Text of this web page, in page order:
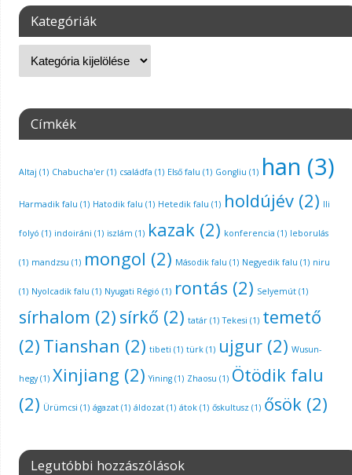
Kategóriák
Címkék
Altaj (1) Chabucha'er(1) családfa (1) Első falu (1) Gongliu (1) han (3)
Harmadik falu (1) Hatodik falu (1) Hetedik falu (1) holdújév(2) Ili
folyó (1) indoiráni (1) iszlám (1) kazak(2) konferencia (1) leborulás
(1) mandzsu (1) mongol (2) Második falu (1) Negyedik falu (1) niru
(1) Nyolcadik falu (1) Nyugati Régió (1) rontás (2) Selyemút(1)
sírhalom (2) sírkő (2) tatár(1) Tekesi (1) temető
(2) Tianshan (2) tibeti (1) türk(1) ujgur(2) Wusun-
hegy(1) Xinjiang (2) Yining(1) Zhaosu (1) Ötödik falu
(2) Ürümcsi (1) ágazat(1) áldozat(1) átok(1) őskultusz (1) ősök(2)
Legutóbbi hozzászólások